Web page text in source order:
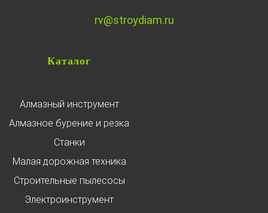
rv@stroydiam.ru
Каталог
Алмазный инструмент
Алмазное бурение и резка
Станки
Малая дорожная техника
Строительные пылесосы
Электроинструмент